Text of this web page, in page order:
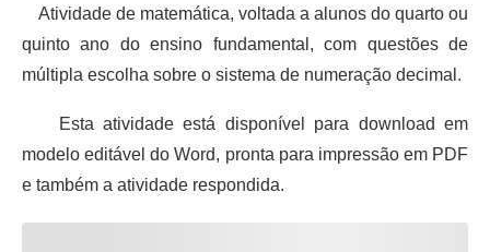
Atividade de matemática, voltada a alunos do quarto ou
quinto ano do ensino fundamental, com questões de
múltipla escolha sobre o sistema de numeração decimal.
Esta atividade está disponível para download em
modelo editável do Word, pronta para impressão em PDF
e também a atividade respondida.